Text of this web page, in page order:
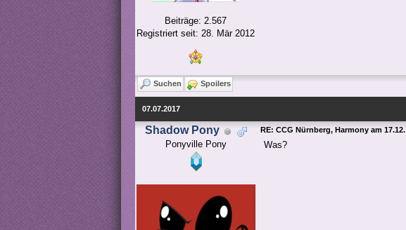
Beiträge: 2.567
Registriert seit: 28. Mär 2012
Suchen Spoilers
07.07.2017
Shadow Pony
Ponyville Pony
RE: CCG Nürnberg, Harmony am 17.12.
Was?